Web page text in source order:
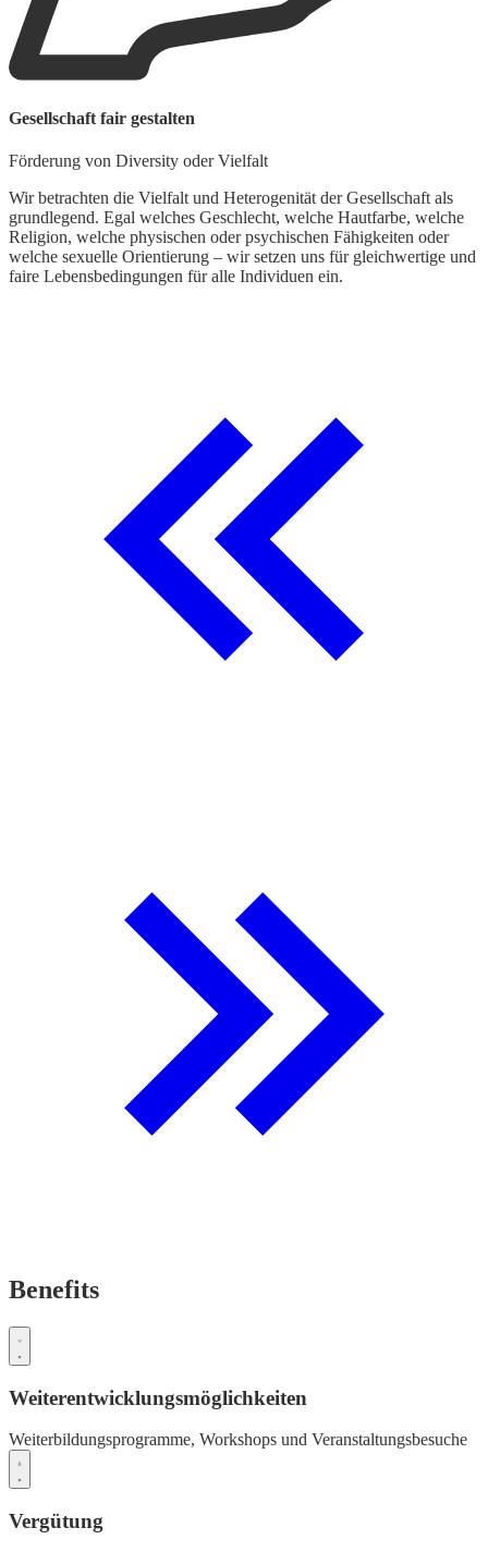
Gesellschaft fair gestalten
Förderung von Diversity oder Vielfalt
Wir betrachten die Vielfalt und Heterogenität der Gesellschaft als
grundlegend. Egal welches Geschlecht, welche Hautfarbe, welche
Religion, welche physischen oder psychischen Fähigkeiten oder
welche sexuelle Orientierung – wir setzen uns für gleichwertige und
faire Lebensbedingungen für alle Individuen ein.
Benefits
Weiterentwicklungsmöglichkeiten
Weiterbildungsprogramme, Workshops und Veranstaltungsbesuche
Vergütung